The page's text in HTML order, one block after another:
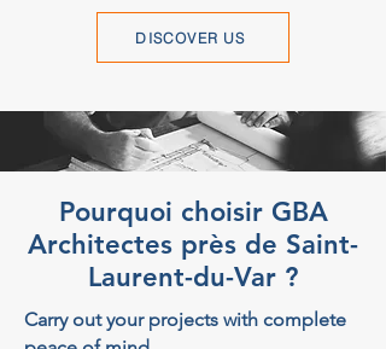
DISCOVER US
Pourquoi choisir GBA
Architectes près de Saint-
Laurent-du-Var ?
Carry out your projects with complete